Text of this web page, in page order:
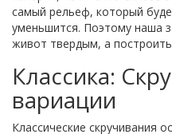
самый рельеф, который
уменьшится. Поэтому наша
живот твердым, а
Классика:
вариации
Классические скручивания